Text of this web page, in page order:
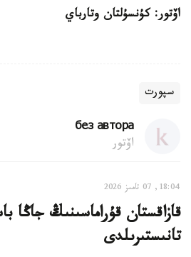
اۆتور: كۇنسۇلتان وتارباي
سپورت
без автора
اۆتور
18:04, 07 تامىز 2026
قازاقستان قۇراماسىنىڭ جاڭا
تانىستىرىلدى